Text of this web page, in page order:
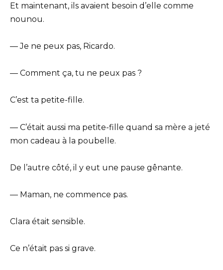
Et maintenant, ils avaient besoin d’elle comme
nounou.
— Je ne peux pas, Ricardo.
— Comment ça, tu ne peux pas ?
C’est ta petite-fille.
— C’était aussi ma petite-fille quand sa mère a jeté
mon cadeau à la poubelle.
De l’autre côté, il y eut une pause gênante.
— Maman, ne commence pas.
Clara était sensible.
Ce n’était pas si grave.